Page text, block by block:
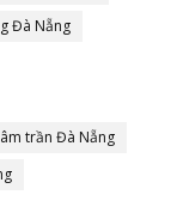
Đà Nẵng
trần Đà Nẵng